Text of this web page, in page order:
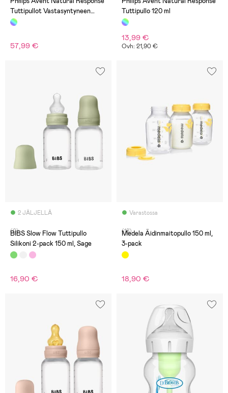
Tuttipullot Vastasyntyneen
Aloituspakkaus AirFree
57,99 €
Tuttipullo 120 ml
13,99 €
Ovh: 21,90 €
2 JÄLJELLÄ
(0)
BIBS Slow Flow Tuttipullo
Silikoni 2-pack 150 ml, Sage
16,90 €
Varastossa
(18)
Medela Äidinmaitopullo 150 ml,
3-pack
18,90 €